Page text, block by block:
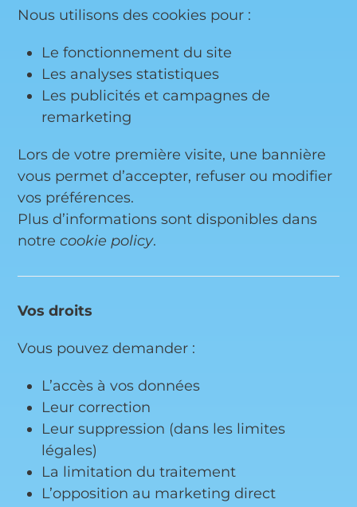
Nous utilisons des cookies pour :
Le fonctionnement du site
Les analyses statistiques
Les publicités et campagnes de
remarketing
Lors de votre première visite, une bannière
vous permet d’accepter, refuser ou modifier
vos préférences.
Plus d’informations sont disponibles dans
notrecookie policy.
Vos droits
Vous pouvez demander :
L’accès à vos données
Leur correction
Leur suppression (dans les limites
légales)
La limitation du traitement
L’opposition au marketing direct